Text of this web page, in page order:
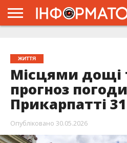
ЖИТТЯ
Місцями дощі
прогноз
Прикарпатті
Опубліковано 30.05.2026